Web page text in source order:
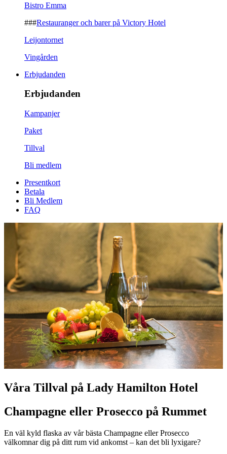
Bistro Emma
###Restauranger och barer på Victory Hotel
Leijontornet
Vingården
Erbjudanden
Erbjudanden
Kampanjer
Paket
Tillval
Bli medlem
Presentkort
Betala
Bli Medlem
FAQ
Våra Tillval på Lady Hamilton Hotel
Champagne eller Prosecco på Rummet
En väl kyld flaska av vår bästa Champagne eller Prosecco
välkomnar dig på ditt rum vid ankomst – kan det bli lyxigare?